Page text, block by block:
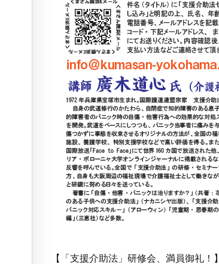
【「支援介助法」研修会、満員御礼！】